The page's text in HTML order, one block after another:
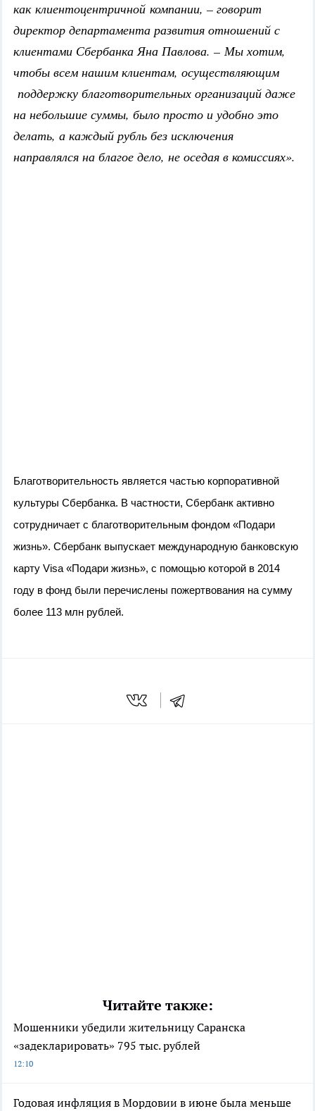
как клиентоцентричной компании, – говорит
директор департамента развития отношений с
клиентами Сбербанка Яна Павлова. – Мы хотим,
чтобы всем нашим клиентам, осуществляющим
поддержку благотворительных организаций даже
на небольшие суммы, было просто и удобно это
делать, а каждый рубль без исключения
направлялся на благое дело, не оседая в комиссиях».
Благотворительность является частью корпоративной
культуры Сбербанка. В частности, Сбербанк активно
сотрудничает с благотворительным фондом «Подари
жизнь». Сбербанк выпускает международную банковскую
карту Visa «Подари жизнь», с помощью которой в 2014
году в фонд были перечислены пожертвования на сумму
более 113 млн рублей.
Читайте также:
Мошенники убедили жительницу Саранска
«задекларировать» 795 тыс. рублей
12:10
Годовая инфляция в Мордовии в июне была меньше